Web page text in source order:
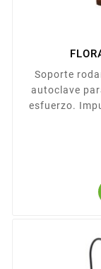
Soporte
autoclave
esfuerzo.